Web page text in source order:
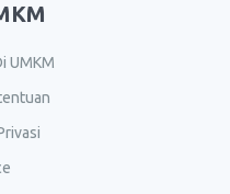
UMKM